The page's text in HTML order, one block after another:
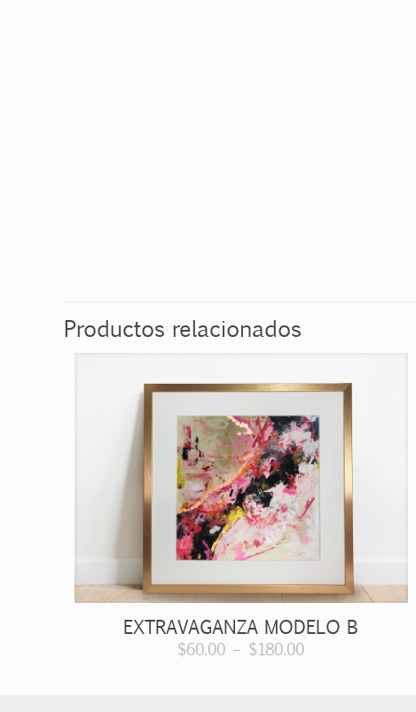
Productos relacionados
EXTRAVAGANZA MODELO B
$60.00 – $180.00